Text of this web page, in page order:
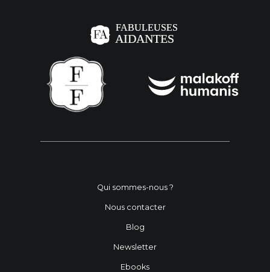
Qui sommes-nous ?
Nous contacter
Blog
Newsletter
Ebooks